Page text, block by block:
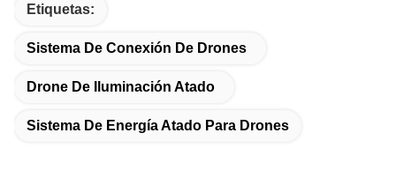
Etiquetas:
Sistema De Conexión De Drones
Drone De Iluminación Atado
Sistema De Energía Atado Para Drones